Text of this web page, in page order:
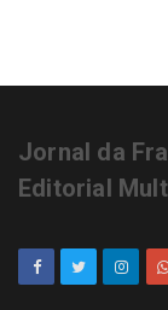
Jornal da
Editorial